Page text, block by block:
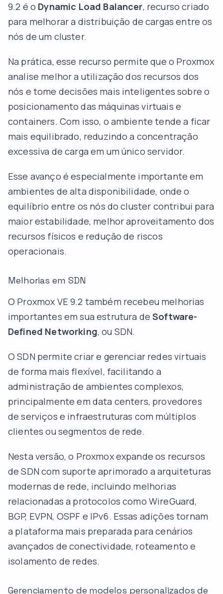
9.2 é o Dynamic Load Balancer, recurso criado
para melhorar a distribuição de cargas entre os
nós de um cluster.
Na prática, esse recurso permite que o Proxmox
analise melhor a utilização dos recursos dos
nós e tome decisões mais inteligentes sobre o
posicionamento das máquinas virtuais e
containers. Com isso, o ambiente tende a ficar
mais equilibrado, reduzindo a concentração
excessiva de carga em um único servidor.
Esse avanço é especialmente importante em
ambientes de alta disponibilidade, onde o
equilíbrio entre os nós do cluster contribui para
maior estabilidade, melhor aproveitamento dos
recursos físicos e redução de riscos
operacionais.
Melhorias em SDN
O Proxmox VE 9.2 também recebeu melhorias
importantes em sua estrutura deSoftware-
Defined Networking, ou SDN.
O SDN permite criar e gerenciar redes virtuais
de forma mais flexível, facilitando a
administração de ambientes complexos,
principalmente em data centers, provedores
de serviços e infraestruturas com múltiplos
clientes ou segmentos de rede.
Nesta versão, o Proxmox expande os recursos
de SDN com suporte aprimorado a arquiteturas
modernas de rede, incluindo melhorias
relacionadas a protocolos como WireGuard,
BGP, EVPN, OSPF e IPv6. Essas adições tornam
a plataforma mais preparada para cenários
avançados de conectividade, roteamento e
isolamento de redes.
Gerenciamento de modelos personalizados de